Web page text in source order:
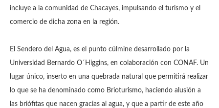
incluye a la comunidad de Chacayes, impulsando el turismo y el
comercio de dicha zona en la región.
El Sendero del Agua, es el punto cúlmine desarrollado por la
Universidad Bernardo O´Higgins, en colaboración con CONAF. Un
lugar único, inserto en una quebrada natural que permitirá realizar
lo que se ha denominado como Brioturismo, haciendo alusión a
las briófitas que nacen gracias al agua, y que a partir de este año